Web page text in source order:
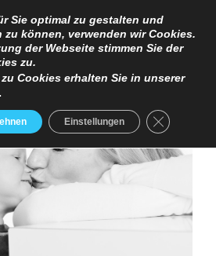
Sie optimal zu gestalten und
können, verwenden wir Cookies.
der Webseite stimmen Sie der
zu.
Cookies erhalten Sie in unserer
.
Einstellungen GDPR